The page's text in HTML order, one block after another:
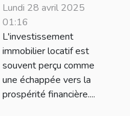
locatif sans
apport est-ce
possible
Lundi 28 avril 2025
01:16
L'investissement
immobilier locatif est
souvent perçu comme
une échappée vers la
prospérité financière....